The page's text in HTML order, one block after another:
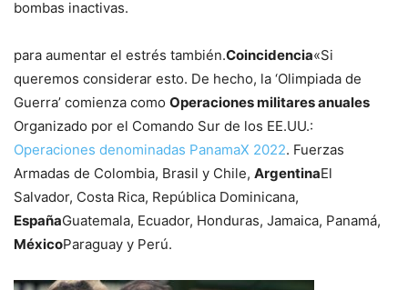
bombas inactivas.
para aumentar el estrés también.Coincidencia«Si
queremos considerar esto. De hecho, la ‘Olimpiada de
Guerra’ comienza como Operaciones militares anuales
Organizado por el Comando Sur de los EE.UU.:
Operaciones denominadas PanamaX 2022. Fuerzas
Armadas de Colombia, Brasil y Chile, ArgentinaEl
Salvador, Costa Rica, República Dominicana,
EspañaGuatemala, Ecuador, Honduras, Jamaica, Panamá,
MéxicoParaguay y Perú.